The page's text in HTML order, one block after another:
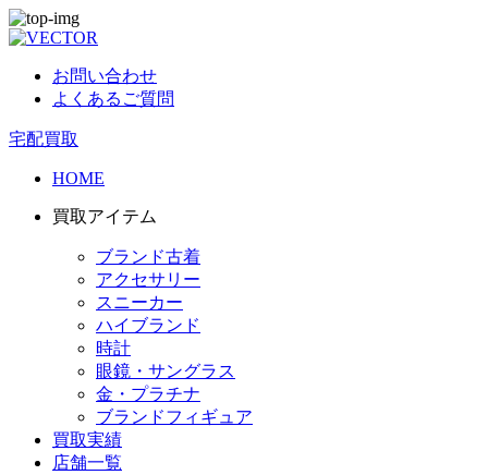
お問い合わせ
よくあるご質問
宅配買取
HOME
買取アイテム
ブランド古着
アクセサリー
スニーカー
ハイブランド
時計
眼鏡・サングラス
金・プラチナ
ブランドフィギュア
買取実績
店舗一覧